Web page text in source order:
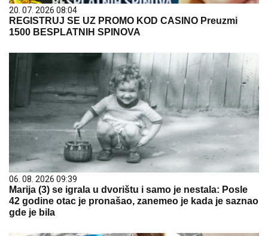
20. 07. 2026 08:04
REGISTRUJ SE UZ PROMO KOD CASINO Preuzmi
1500 BESPLATNIH SPINOVA
06. 08. 2026 09:39
Marija (3) se igrala u dvorištu i samo je nestala: Posle
42 godine otac je pronašao, zanemeo je kada je saznao
gde je bila